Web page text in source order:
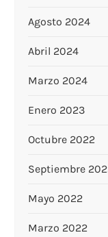
Agosto 2024
Abril 2024
Marzo 2024
Enero 2023
Octubre 2022
Septiembre
Mayo 2022
Marzo 2022